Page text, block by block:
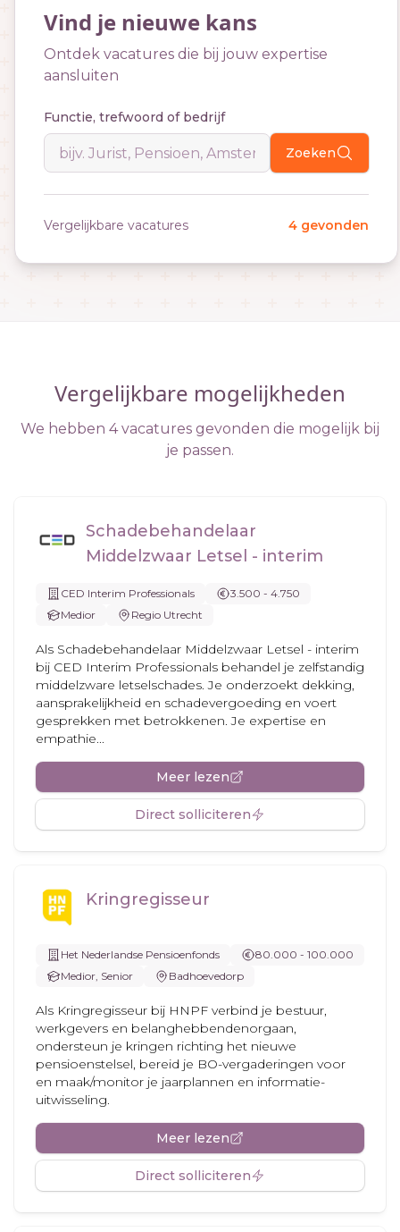
Vind je nieuwe kans
Ontdek vacatures die bij jouw expertise
aansluiten
Functie, trefwoord of bedrijf
Zoeken
Vergelijkbare vacatures 4 gevonden
Vergelijkbare mogelijkheden
We hebben 4 vacatures gevonden die mogelijk bij
je passen.
Schadebehandelaar
Middelzwaar Letsel - interim
CED Interim Professionals
3.500 - 4.750
Medior
Regio Utrecht
Als Schadebehandelaar Middelzwaar Letsel - interim
bij CED Interim Professionals behandel je zelfstandig
middelzware letselschades. Je onderzoekt dekking,
aansprakelijkheid en schadevergoeding en voert
gesprekken met betrokkenen. Je expertise en
empathie...
Meer lezen
Direct solliciteren
Kringregisseur
Het Nederlandse Pensioenfonds
80.000 - 100.000
Medior, Senior
Badhoevedorp
Als Kringregisseur bij HNPF verbind je bestuur,
werkgevers en belanghebbendenorgaan,
ondersteun je kringen richting het nieuwe
pensioenstelsel, bereid je BO-vergaderingen voor
en maak/monitor je jaarplannen en informatie-
uitwisseling.
Meer lezen
Direct solliciteren